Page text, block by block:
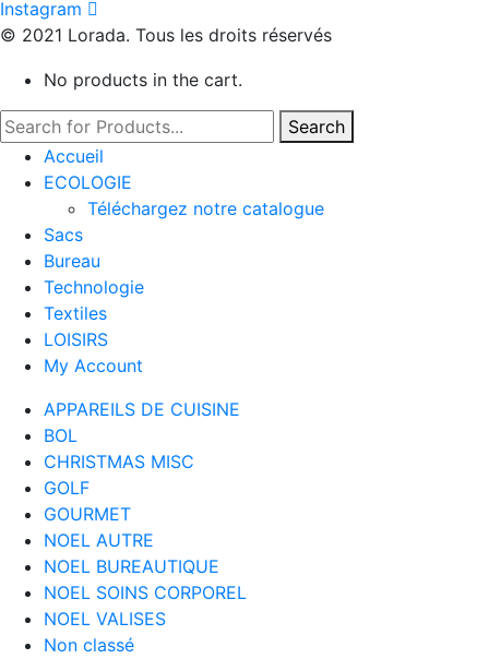
Instagram
© 2021 Lorada. Tous les droits réservés
No products in the cart.
Search
Accueil
ECOLOGIE
Téléchargez notre catalogue
Sacs
Bureau
Technologie
Textiles
LOISIRS
My Account
APPAREILS DE CUISINE
BOL
CHRISTMAS MISC
GOLF
GOURMET
NOEL AUTRE
NOEL BUREAUTIQUE
NOEL SOINS CORPOREL
NOEL VALISES
Non classé